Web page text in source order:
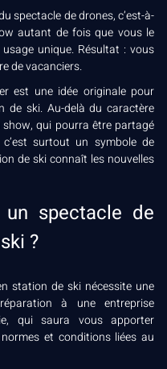
spectacle de drones, c’est-à-
autant de fois que vous le
unique. Résultat : vous
de vacanciers.
est une idée originale pour
de ski. Au-delà du caractère
qui pourra être partagé
surtout un symbole de
de ski connaît les nouvelles
spectacle de
?
station de ski nécessite une
à une entreprise
qui saura vous apporter
et conditions liées au